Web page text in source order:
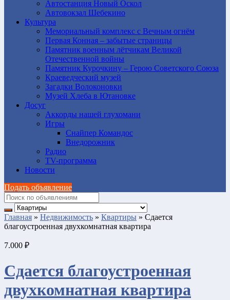
Автостанция Новый Оскол
Автовокзал Шебекино
Культура
Мемориальный комплекс с Вечным огнём
Первая Конная – забытые страницы
Памятник военным лётчикам Великой
Отечественной войны
Памятник Курочкину – Герою Советского Союза
Краеведческий музей
Загадки Волоконовки
Музей Хлеба в Ютановке
Досуг
Аккорды нашей глухомани
Игры
Снайпер Командос
Внедорожник
Радио
TV-программа
Новости
Подать объявление
Главная » Недвижимость » Квартиры » Сдается
благоустроенная двухкомнатная квартира
7.000 ₽
Сдается благоустроенная
двухкомнатная квартира